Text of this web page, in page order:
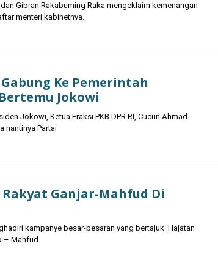
Gibran Rakabuming Raka mengeklaim kemenangan
menteri kabinetnya.
Ke Pemerintah
Jokowi
Jokowi, Ketua Fraksi PKB DPR RI, Cucun Ahmad
nantinya Partai
Ganjar-Mahfud Di
kampanye besar-besaran yang bertajuk ‘Hajatan
– Mahfud